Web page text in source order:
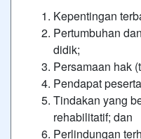
Kepentingan
Pertumbuhan
didik;
Persamaan hak
Pendapat
Tindakan yang
rehabilitatif; dan
Perlindungan